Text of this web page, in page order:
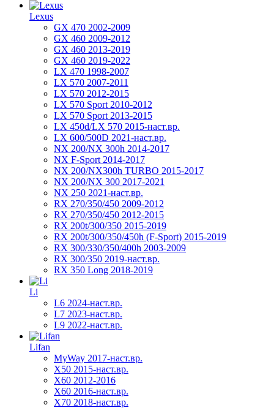
Lexus
GX 470 2002-2009
GX 460 2009-2012
GX 460 2013-2019
GX 460 2019-2022
LX 470 1998-2007
LX 570 2007-2011
LX 570 2012-2015
LX 570 Sport 2010-2012
LX 570 Sport 2013-2015
LX 450d/LX 570 2015-наст.вр.
LX 600/500D 2021-наст.вр.
NX 200/NX 300h 2014-2017
NX F-Sport 2014-2017
NX 200/NX300h TURBO 2015-2017
NX 200/NX 300 2017-2021
NX 250 2021-наст.вр.
RX 270/350/450 2009-2012
RX 270/350/450 2012-2015
RX 200t/300/350 2015-2019
RX 200t/300/350/450h (F-Sport) 2015-2019
RX 300/330/350/400h 2003-2009
RX 300/350 2019-наст.вр.
RX 350 Long 2018-2019
Li
L6 2024-наст.вр.
L7 2023-наст.вр.
L9 2022-наст.вр.
Lifan
MyWay 2017-наст.вр.
X50 2015-наст.вр.
X60 2012-2016
X60 2016-наст.вр.
X70 2018-наст.вр.